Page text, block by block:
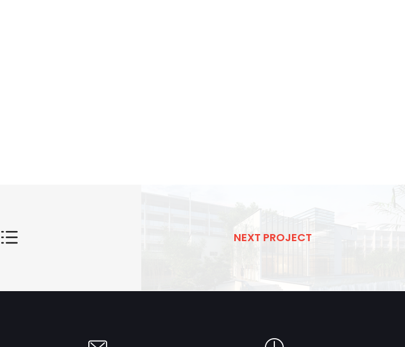
NEXT PROJECT